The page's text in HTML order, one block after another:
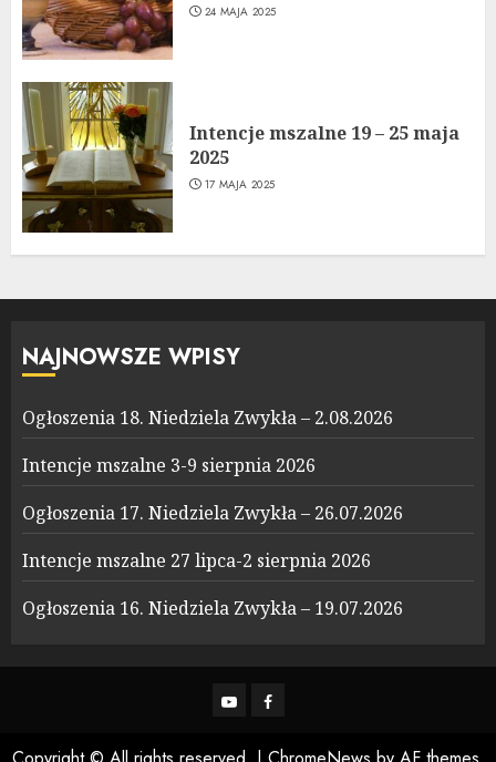
24 MAJA 2025
Intencje mszalne 19 – 25 maja
2025
17 MAJA 2025
NAJNOWSZE WPISY
Ogłoszenia 18. Niedziela Zwykła – 2.08.2026
Intencje mszalne 3-9 sierpnia 2026
Ogłoszenia 17. Niedziela Zwykła – 26.07.2026
Intencje mszalne 27 lipca-2 sierpnia 2026
Ogłoszenia 16. Niedziela Zwykła – 19.07.2026
YouTubeFacebook